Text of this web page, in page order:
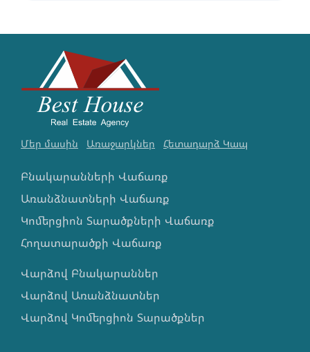
Մեր մասին Առաջարկներ Հետադարձ Կապ
Բնակարանների Վաճառք
Առանձնատների Վաճառք
Կոմերցիոն Տարածքների Վաճառք
Հողատարածքի Վաճառք
Վարձով Բնակարաններ
Վարձով Առանձնատներ
Վարձով Կոմերցիոն Տարածքներ